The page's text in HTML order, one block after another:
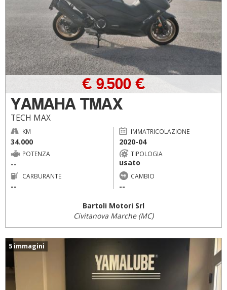
YAMAHA TMAX
TECH MAX
€ 9.500 €
KM
34.000
IMMATRICOLAZIONE
2020-04
POTENZA
--
TIPOLOGIA
usato
CARBURANTE
--
CAMBIO
--
Bartoli Motori Srl
Civitanova Marche (MC)
5 immagini